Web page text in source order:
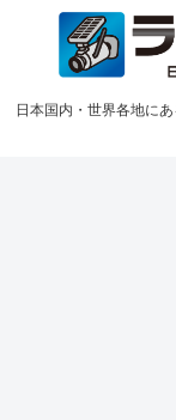
日本国内・世界各地に